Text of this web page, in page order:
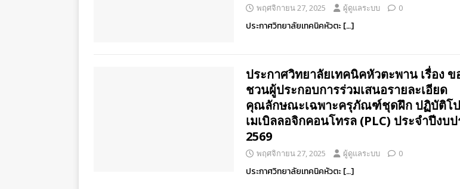
พฤศจิกายน 27, 2025 ผู้ดูแลระบบ 0
ประกาศวิทยาลัยเทคนิคหัวตะ[…]
ประกาศวิทยาลัยเทคนิคหัวตะพาน เรื่อง
ชวนผู้ประกอบการร่วมเสนอรายละเอียด
คุณลักษณะเฉพาะครุภัณฑ์ชุดฝึก ปฏิบัติโ
เมเบิลลอจิกคอนโทรล (PLC) ประจำปีงบ
2569
พฤศจิกายน 27, 2025 ผู้ดูแลระบบ 0
ประกาศวิทยาลัยเทคนิคหัวตะ[…]